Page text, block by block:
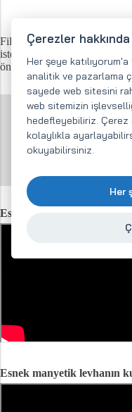
Çerezler
Her şeye katılıyorum'a
analitik ve pazarlama
sayede web sitesini
web sitemizin
hedefleyebiliriz. Çerez
kolaylıkla
okuyabilirsiniz.
Her
Filmin kalınlığı 1 mm ve
istenilen uzunluk kesilip
önce kısa bir süre için filmi
Filmi alt yüzeye
Kendiliğinden yapışan
(levhanın şekil
mükemmel sabitleme için
Esnek manyetik levhanın
Esnek manyetik levhanın